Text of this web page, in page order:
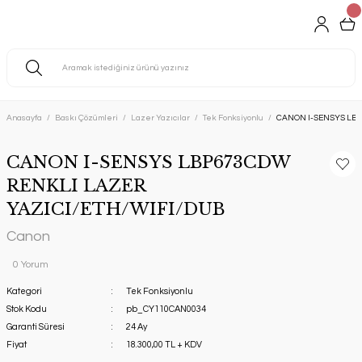
Anasayfa Baskı Çözümleri Lazer Yazıcılar Tek Fonksiyonlu CANON I-SENSYS
CANON I-SENSYS LBP673CDW
RENKLI LAZER
YAZICI/ETH/WIFI/DUB
Canon
0 Yorum
Kategori
Tek Fonksiyonlu
Stok Kodu
pb_CY110CAN0034
Garanti Süresi
24 Ay
Fiyat
18.300,00 TL + KDV